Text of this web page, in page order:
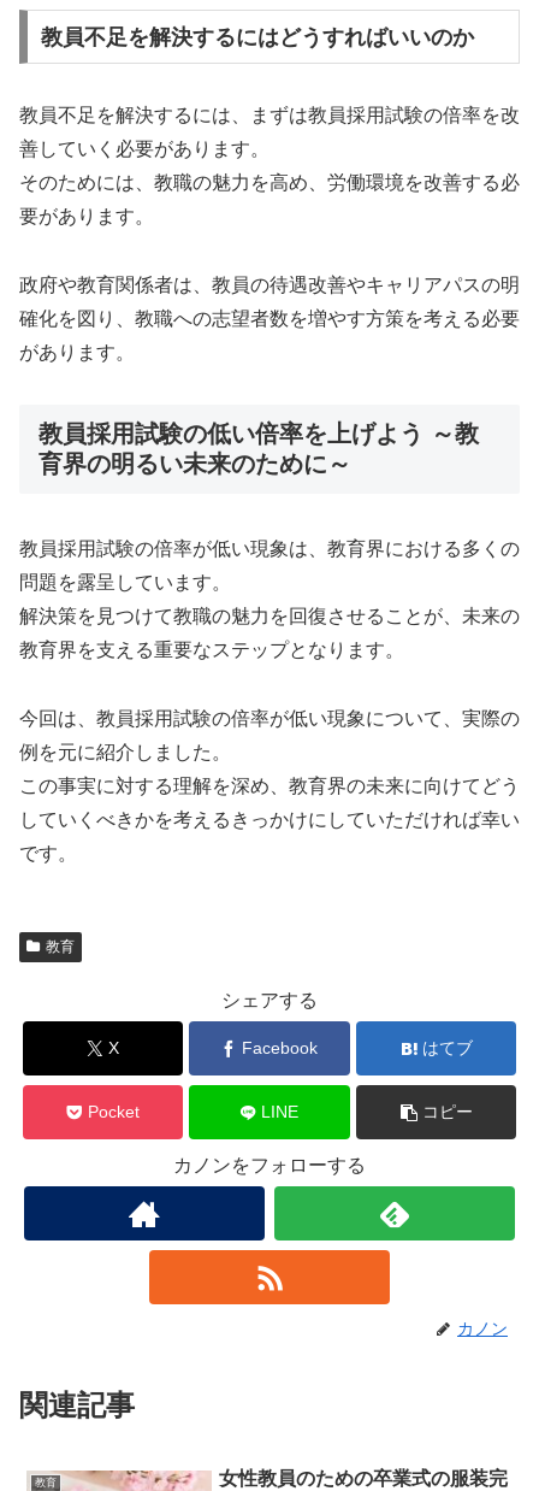
教員不足を解決するにはどうすればいいのか
教員不足を解決するには、まずは教員採用試験の倍率を改
善していく必要があります。
そのためには、教職の魅力を高め、労働環境を改善する必
要があります。
政府や教育関係者は、教員の待遇改善やキャリアパスの明
確化を図り、教職への志望者数を増やす方策を考える必要
があります。
教員採用試験の低い倍率を上げよう ～教
育界の明るい未来のために～
教員採用試験の倍率が低い現象は、教育界における多くの
問題を露呈しています。
解決策を見つけて教職の魅力を回復させることが、未来の
教育界を支える重要なステップとなります。
今回は、教員採用試験の倍率が低い現象について、実際の
例を元に紹介しました。
この事実に対する理解を深め、教育界の未来に向けてどう
していくべきかを考えるきっかけにしていただければ幸い
です。
教育
シェアする
X Facebook はてブ
Pocket LINE コピー
カノンをフォローする
カノン
関連記事
教育
女性教員のための卒業式の服装完